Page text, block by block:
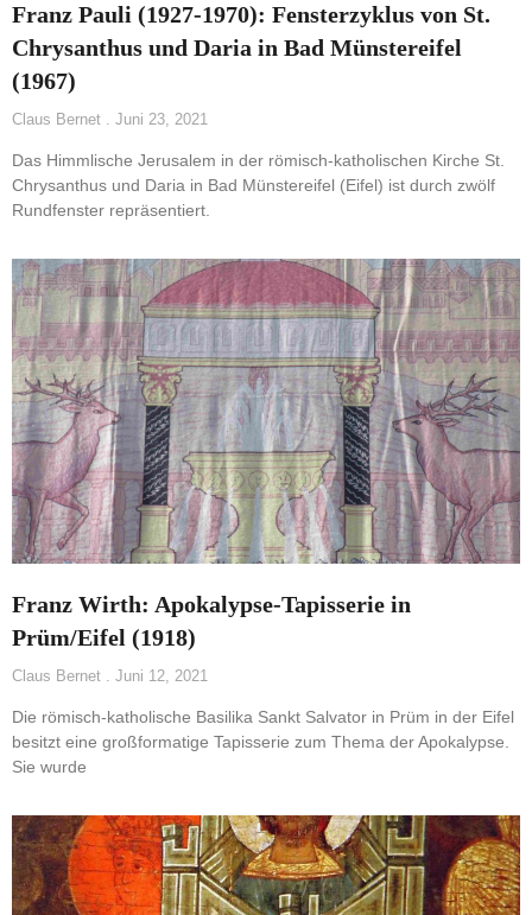
Franz Pauli (1927-1970): Fensterzyklus von St.
Chrysanthus und Daria in Bad Münstereifel
(1967)
Claus Bernet Juni 23, 2021
Das Himmlische Jerusalem in der römisch-katholischen Kirche St.
Chrysanthus und Daria in Bad Münstereifel (Eifel) ist durch zwölf
Rundfenster repräsentiert.
Franz Wirth: Apokalypse-Tapisserie in
Prüm/Eifel (1918)
Claus Bernet Juni 12, 2021
Die römisch-katholische Basilika Sankt Salvator in Prüm in der Eifel
besitzt eine großformatige Tapisserie zum Thema der Apokalypse.
Sie wurde